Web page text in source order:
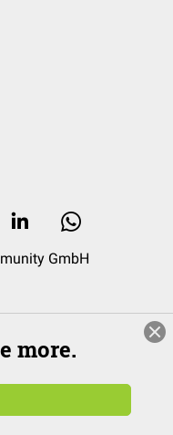
GmbH
more.